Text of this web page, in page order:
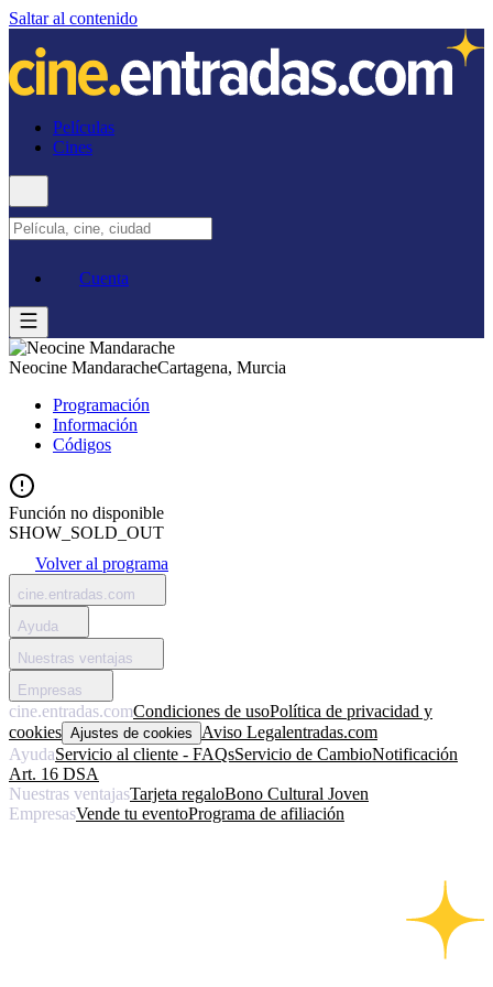
Saltar al contenido
Películas
Cines
Cuenta
Neocine MandaracheCartagena, Murcia
Programación
Información
Códigos
Función no disponible
SHOW_SOLD_OUT
Volver al programa
cine.entradas.com
Ayuda
Nuestras ventajas
Empresas
cine.entradas.comCondiciones de usoPolítica de privacidad y
cookies Ajustes de cookies Aviso Legalentradas.com
AyudaServicio al cliente - FAQsServicio de CambioNotificación
Art. 16 DSA
Nuestras ventajasTarjeta regaloBono Cultural Joven
EmpresasVende tu eventoPrograma de afiliación